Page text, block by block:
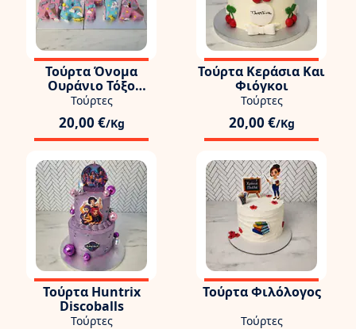
Τούρτα Όνομα
Ουράνιο Τόξο
Καραμέλες
Τούρτες
20,00 €/Kg
Τούρτα Κεράσια Και
Φιόγκοι
Τούρτες
20,00 €/Kg
Τούρτα Huntrix
Discoballs
Τούρτες
Τούρτα Φιλόλογος
Τούρτες